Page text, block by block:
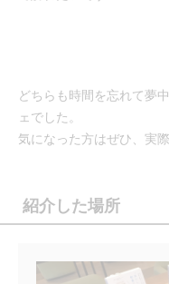
どちらも時間を忘れて夢
ェでした。
気になった方はぜひ、実
紹介した場所